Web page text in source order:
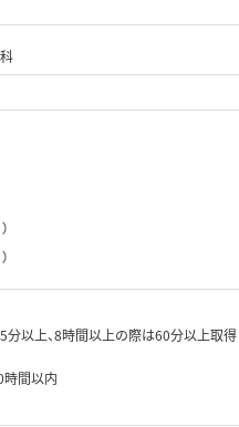
以上、8時間以上の際は60分以上取得
間以内